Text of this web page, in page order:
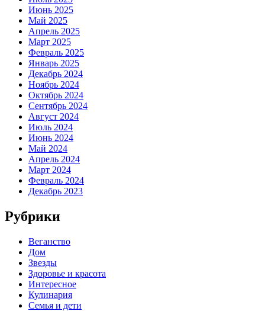
Июнь 2025
Май 2025
Апрель 2025
Март 2025
Февраль 2025
Январь 2025
Декабрь 2024
Ноябрь 2024
Октябрь 2024
Сентябрь 2024
Август 2024
Июль 2024
Июнь 2024
Май 2024
Апрель 2024
Март 2024
Февраль 2024
Декабрь 2023
Рубрики
Веганство
Дом
Звезды
Здоровье и красота
Интересное
Кулинария
Семья и дети